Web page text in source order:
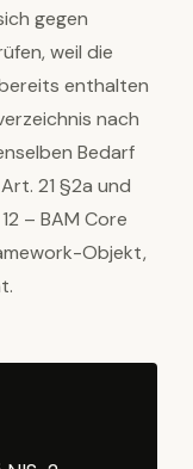
gegen
weil die
enthalten
nach
Bedarf
21 §2a und
– BAM Core
Objekt,